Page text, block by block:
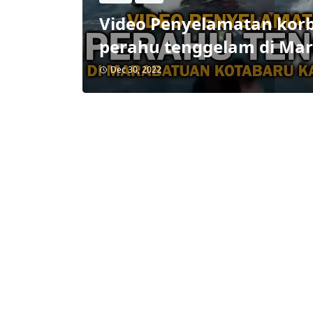
Video Penyelamatan
perahu tenggelam di
Kotabaru Kalimantan
Dec 30, 2022